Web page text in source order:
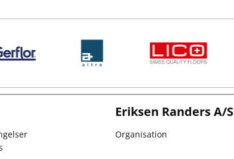
Eriksen Randers A/S
Organisation